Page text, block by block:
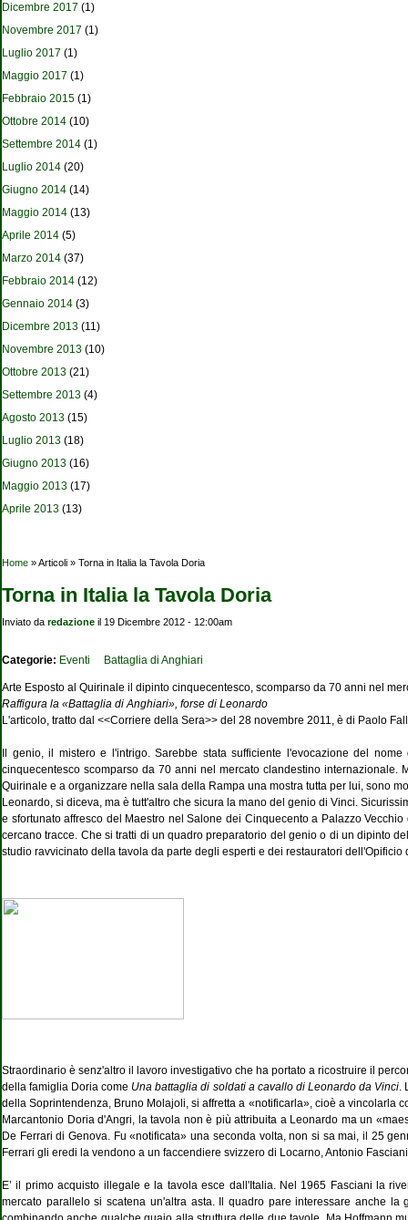
Dicembre 2017 (1)
Novembre 2017 (1)
Luglio 2017 (1)
Maggio 2017 (1)
Febbraio 2015 (1)
Ottobre 2014 (10)
Settembre 2014 (1)
Luglio 2014 (20)
Giugno 2014 (14)
Maggio 2014 (13)
Aprile 2014 (5)
Marzo 2014 (37)
Febbraio 2014 (12)
Gennaio 2014 (3)
Dicembre 2013 (11)
Novembre 2013 (10)
Ottobre 2013 (21)
Settembre 2013 (4)
Agosto 2013 (15)
Luglio 2013 (18)
Giugno 2013 (16)
Maggio 2013 (17)
Aprile 2013 (13)
Tu sei qui
Home » Articoli » Torna in Italia la Tavola Doria
Torna in Italia la Tavola Doria
Inviato da redazione il 19 Dicembre 2012 - 12:00am
Categorie: Eventi Battaglia di Anghiari
Arte Esposto al Quirinale il dipinto cinquecentesco, scomparso da 70 anni nel
Raffigura la «Battaglia di Anghiari», forse di Leonardo
L'articolo, tratto dal <<Corriere della Sera>> del 28 novembre 2011, è di Paolo
Il genio, il mistero e l'intrigo. Sarebbe stata sufficiente l'evocazione del
cinquecentesco scomparso da 70 anni nel mercato clandestino
Quirinale e a organizzare nella sala della Rampa una mostra tutta per lui, sono
Leonardo, si diceva, ma è tutt'altro che sicura la mano del genio di Vinci.
e sfortunato affresco del Maestro nel Salone dei Cinquecento a Palazzo
cercano tracce. Che si tratti di un quadro preparatorio del genio o di un dipinto
studio ravvicinato della tavola da parte degli esper­ti e dei restauratori dell'Opificio
Straordinario è senz'altro il lavoro in­vestigativo che ha portato a ricostruire il
della famiglia Doria come Una battaglia di soldati a cavallo di Leonardo da Vinci.
della Soprintendenza, Bru­no Molajoli, si affretta a «notificarla», cioè a vincolarla
Mar­cantonio Doria d'Angri, la tavola non è più attribuita a Leonardo ma un
De Ferrari di Genova. Fu «notificata» una seconda volta, non si sa mai, il 25
Ferrari gli eredi la vendono a un faccendiere svizzero di Locarno, Antonio
E’ il primo acquisto illegale e la tavola esce dall'Italia. Nel 1965 Fasciani la
mercato parallelo si scatena un'altra asta. Il quadro pare interessare anche